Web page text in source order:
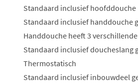
Standaard inclusief hoofddouche
Standaard inclusief handdouche
Handdouche heeft 3
Standaard inclusief doucheslang
Thermostatisch
Standaard inclusief inbouwdeel